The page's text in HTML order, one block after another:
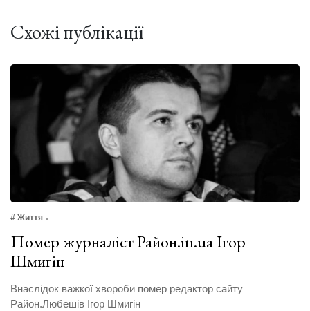
Схожі публікації
# Життя
Помер журналіст Район.in.ua Ігор
Шмигін
Внаслідок важкої хвороби помер редактор сайту
Район.Любешів Ігор Шмигін